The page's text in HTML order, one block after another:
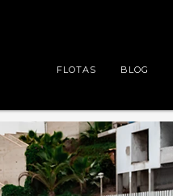
FLOTAS BLOG